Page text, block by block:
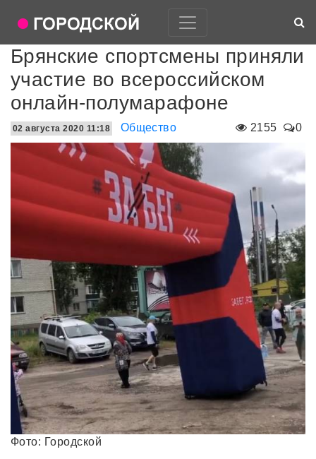
Брянские спортсмены приняли
участие во всероссийском
онлайн-полумарафоне
2155 0
02 августа 2020 11:18 Общество
Фото: Городской